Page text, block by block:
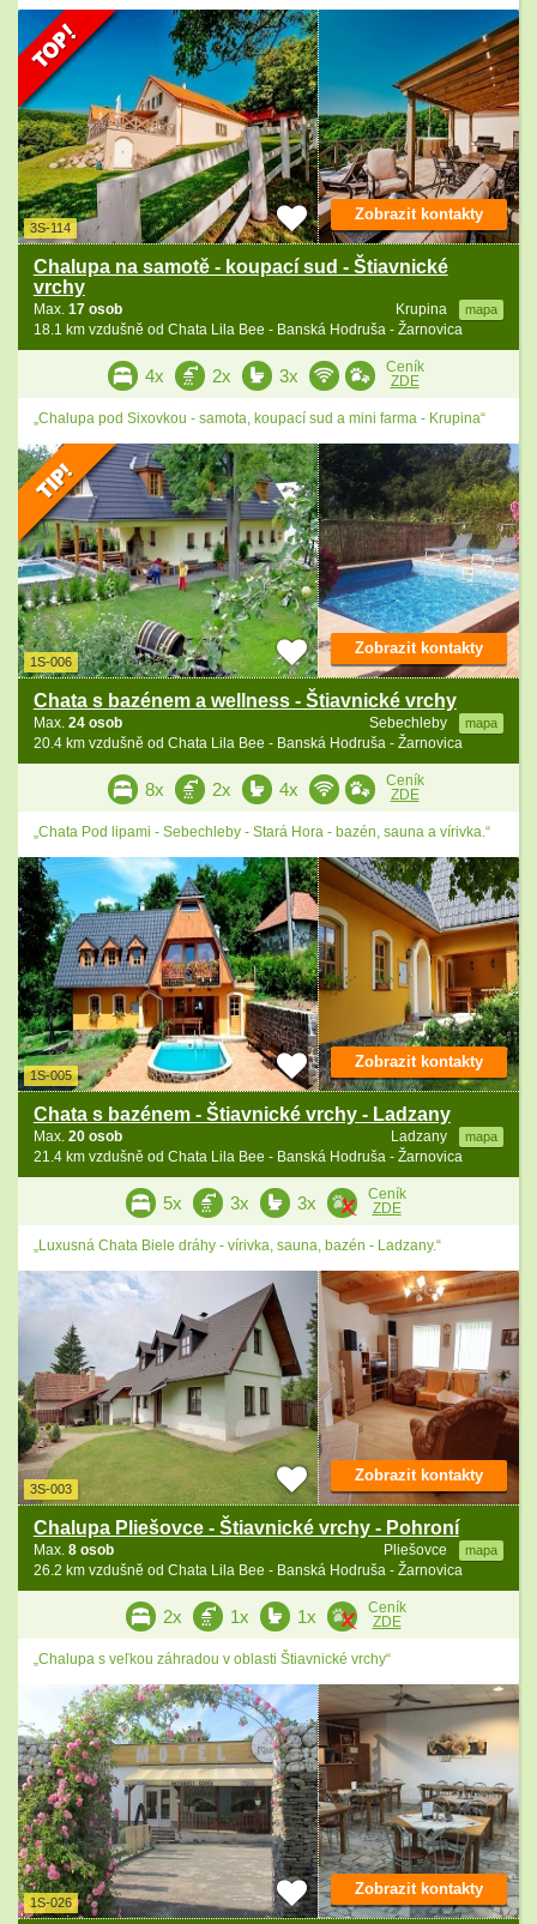
3S-114
Chalupa na samotě - koupací sud - Štiavnické
vrchy
Krupina mapa
Max. 17 osob
18.1 km vzdušně od Chata Lila Bee - Banská Hodruša - Žarnovica
Zobrazit kontakty
4x 2x 3x
Ceník
ZDE
„Chalupa pod Sixovkou - samota, koupací sud a mini farma - Krupina“
1S-006
Chata s bazénem a wellness - Štiavnické vrchy
Sebechleby mapa
Max. 24 osob
20.4 km vzdušně od Chata Lila Bee - Banská Hodruša - Žarnovica
Zobrazit kontakty
8x 2x 4x
Ceník
ZDE
„Chata Pod lipami - Sebechleby - Stará Hora - bazén, sauna a vírivka.“
1S-005
Chata s bazénem - Štiavnické vrchy - Ladzany
Ladzany mapa
Max. 20 osob
21.4 km vzdušně od Chata Lila Bee - Banská Hodruša - Žarnovica
Zobrazit kontakty
5x 3x 3x
Ceník
ZDE
„Luxusná Chata Biele dráhy - vírivka, sauna, bazén - Ladzany.“
3S-003
Chalupa Pliešovce - Štiavnické vrchy - Pohroní
Pliešovce mapa
Max. 8 osob
26.2 km vzdušně od Chata Lila Bee - Banská Hodruša - Žarnovica
Zobrazit kontakty
2x 1x 1x
Ceník
ZDE
„Chalupa s veľkou záhradou v oblasti Štiavnické vrchy“
1S-026
Zobrazit kontakty